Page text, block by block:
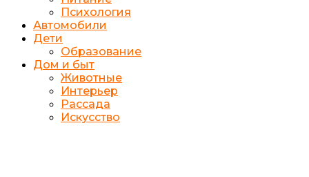
Психология
Автомобили
Дети
Образование
Дом и быт
Животные
Интерьер
Рассада
Искусство